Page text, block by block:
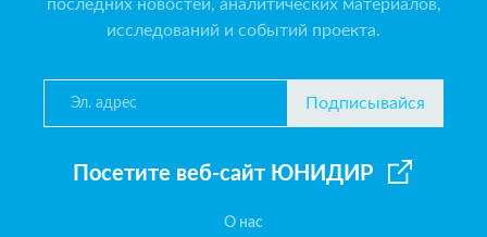
последних новостей, аналитических материалов,
исследований и событий проекта.
Подписывайся
Посетите веб-сайт ЮНИДИР
О нас